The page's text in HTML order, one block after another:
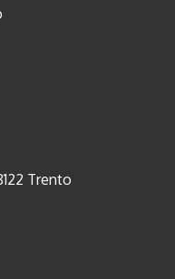
Trento